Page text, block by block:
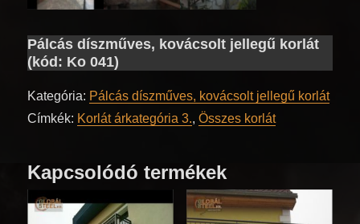
Pálcás díszműves, kovácsolt jellegű korlát
(kód: Ko 041)
Kategória: Pálcás díszműves, kovácsolt jellegű korlát
Címkék: Korlát árkategória 3.,Összes korlát
Kapcsolódó termékek